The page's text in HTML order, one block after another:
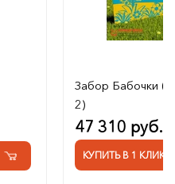
Забор Бабочки
2)
47 310 руб.
КУПИТЬ В 1 КЛИК